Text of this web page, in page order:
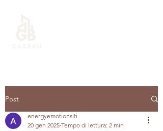
Post
energyemotionsiti
20 gen 2025 Tempo di lettura: 2 min